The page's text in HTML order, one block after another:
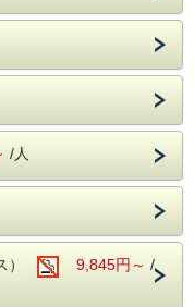
ます。ご到着の際は直接フロ
さい。
合せ下さい。
ません。あらかじめご承知お
約であれば、お泊りと一緒に
が出来るので簡単です！
ットとなりますので、例え
場合はスタンダードプラン
理をご予約いただきますよう
しできない場合は、通常料
理への変更は承っておりませ
物が楽しめる「熱川バナナワ
/人
） 9,845円～ /